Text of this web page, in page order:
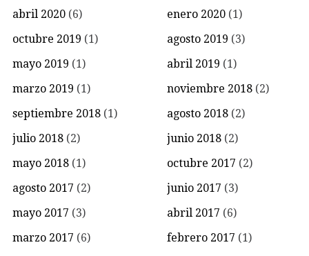
abril 2020 (6) enero 2020 (1)
octubre 2019 (1) agosto 2019 (3)
mayo 2019 (1) abril 2019 (1)
marzo 2019 (1) noviembre 2018 (2)
septiembre 2018 (1) agosto 2018 (2)
julio 2018 (2) junio 2018 (2)
mayo 2018 (1) octubre 2017 (2)
agosto 2017 (2) junio 2017 (3)
mayo 2017 (3) abril 2017 (6)
marzo 2017 (6) febrero 2017 (1)